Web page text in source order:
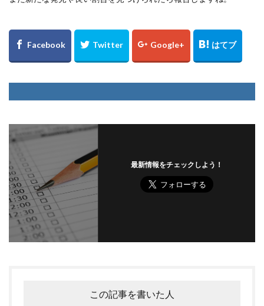
最新情報をチェックしよう！
この記事を書いた人